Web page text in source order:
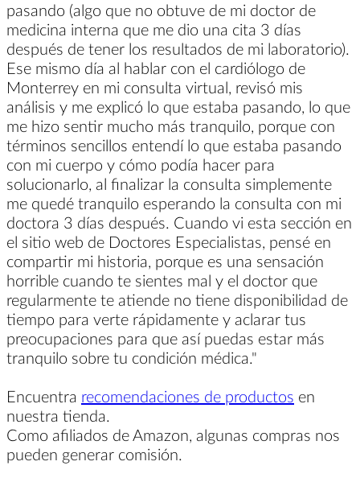
pasando (algo que no obtuve de mi doctor de
medicina interna que me dio una cita 3 días
después de tener los resultados de mi laboratorio).
Ese mismo día al hablar con el cardiólogo de
Monterrey en mi consulta virtual, revisó mis
análisis y me explicó lo que estaba pasando, lo que
me hizo sentir mucho más tranquilo, porque con
términos sencillos entendí lo que estaba pasando
con mi cuerpo y cómo podía hacer para
solucionarlo, al finalizar la consulta simplemente
me quedé tranquilo esperando la consulta con mi
doctora 3 días después. Cuando vi esta sección en
el sitio web de Doctores Especialistas, pensé en
compartir mi historia, porque es una sensación
horrible cuando te sientes mal y el doctor que
regularmente te atiende no tiene disponibilidad de
tiempo para verte rápidamente y aclarar tus
preocupaciones para que así puedas estar más
tranquilo sobre tu condición médica."
Encuentra recomendaciones de productos en
nuestra tienda.
Como afiliados de Amazon, algunas compras nos
pueden generar comisión.